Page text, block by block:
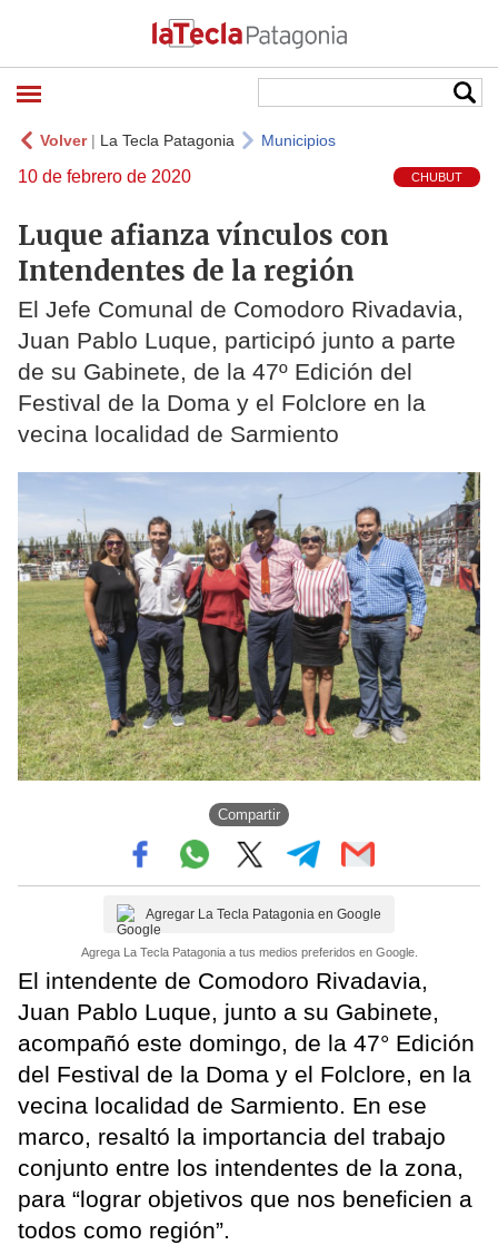
Volver| La Tecla Patagonia Municipios
10 de febrero de 2020 CHUBUT
Luque afianza vínculos con
Intendentes de la región
El Jefe Comunal de Comodoro Rivadavia,
Juan Pablo Luque, participó junto a parte
de su Gabinete, de la 47º Edición del
Festival de la Doma y el Folclore en la
vecina localidad de Sarmiento
Compartir
Agregar La Tecla Patagonia en Google
Agrega La Tecla Patagonia a tus medios preferidos en Google.
El intendente de Comodoro Rivadavia,
Juan Pablo Luque, junto a su Gabinete,
acompañó este domingo, de la 47° Edición
del Festival de la Doma y el Folclore, en la
vecina localidad de Sarmiento. En ese
marco, resaltó la importancia del trabajo
conjunto entre los intendentes de la zona,
para “lograr objetivos que nos beneficien a
todos como región”.